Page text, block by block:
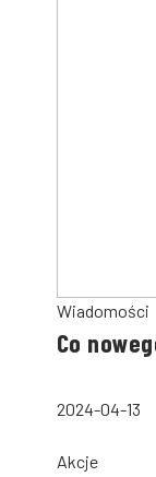
Wiadomości
Co
2024-04-13
Akcje